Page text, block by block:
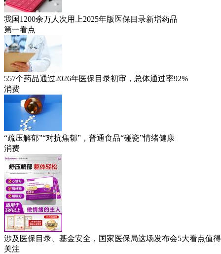
我国1200余万人次用上2025年版医保目录新增药品
第一看点
557个药品通过2026年医保目录初审，总体通过率92%
消费
“疏压解郁”“对抗焦郁”，普通食品“碰瓷”情绪健康
消费
涉及医保目录、基金安全，国家医保局这场发布会5大看点值得
关注